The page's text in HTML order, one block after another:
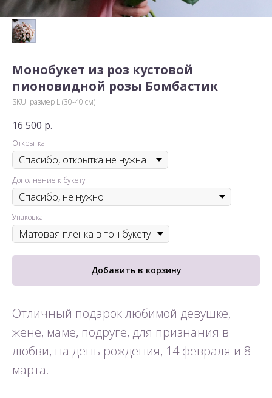
Монобукет из роз кустовой
пионовидной розы Бомбастик
SKU: размер L (30-40 см)
16 500 р.
Открытка
Дополнение к букету
Упаковка
Добавить в корзину
Отличный подарок любимой девушке,
жене, маме, подруге, для признания в
любви, на день рождения, 14 февраля и 8
марта.